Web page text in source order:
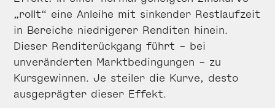
„rollt“ eine Anleihe mit sinkender Restlaufzeit
in Bereiche niedrigerer Renditen hinein.
Dieser Renditerückgang führt – bei
unveränderten Marktbedingungen – zu
Kursgewinnen. Je steiler die Kurve, desto
ausgeprägter dieser Effekt.